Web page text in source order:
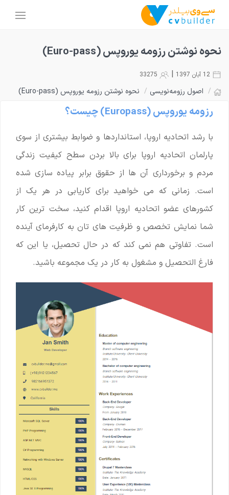
نحوه نوشتن رزومه یوروپس (Euro-pass)
|
/ اصول رزومه‌نویسی / نحوه نوشتن رزومه یوروپس (Euro-pass)
رزومه یوروپس (Europass) چیست؟
با رشد اتحادیه اروپا، استانداردها و ضوابط بیشتری از سوی
پارلمان اتحادیه اروپا برای بالا بردن سطح کیفیت زندگی
مردم و برخورداری آن ها از حقوق برابر پیاده سازی شده
است. زمانی که می خواهید برای کاریابی در هر یک از
کشورهای عضو اتحادیه اروپا اقدام کنید، سخت ترین کار
شما نمایش تخصص و ظرفیت های تان به کارفرمای آینده
است. تفاوتی هم نمی کند که در حال تحصیل، یا این که
فارغ التحصیل و مشغول به کار در یک مجموعه باشید.